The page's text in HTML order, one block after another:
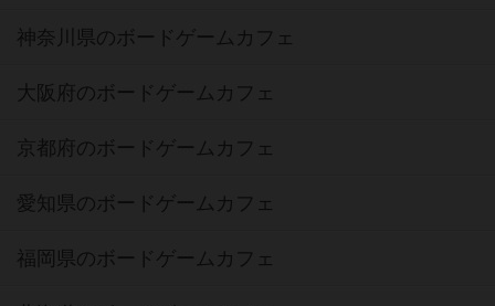
神奈川県のボードゲームカフェ
大阪府のボードゲームカフェ
京都府のボードゲームカフェ
愛知県のボードゲームカフェ
福岡県のボードゲームカフェ